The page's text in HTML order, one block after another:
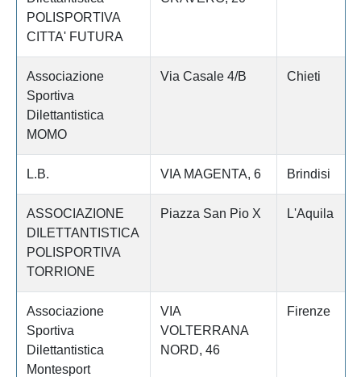
POLISPORTIVA
CITTA' FUTURA
Associazione
Sportiva
Dilettantistica
MOMO
Via Casale 4/B Chieti
L.B. VIA MAGENTA, 6 Brindisi
ASSOCIAZIONE
DILETTANTISTICA
POLISPORTIVA
TORRIONE
Piazza San Pio X L'Aquila
Associazione
Sportiva
Dilettantistica
Montesport
VIA
VOLTERRANA
NORD, 46
Firenze